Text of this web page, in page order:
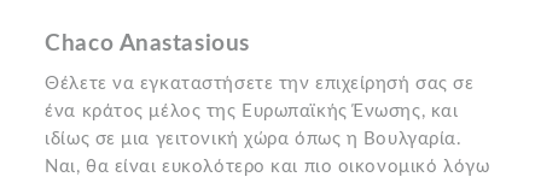
Chaco Anastasious
Θέλετε να εγκαταστήσετε την επιχείρησή σας σε
ένα κράτος μέλος της Ευρωπαϊκής Ένωσης, και
ιδίως σε μια γειτονική χώρα όπως η Βουλγαρία.
Ναι, θα είναι ευκολότερο και πιο οικονομικό λόγω